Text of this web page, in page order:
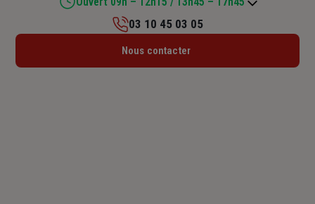
Lundi : 10h – 12h15 / 13h45 – 17h45
03 10 45 03 05
Nous contacter